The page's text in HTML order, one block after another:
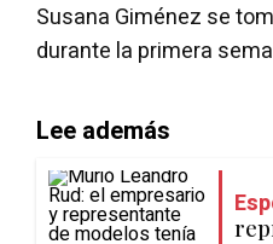
Susana Giménez se
durante la primera
Lee además